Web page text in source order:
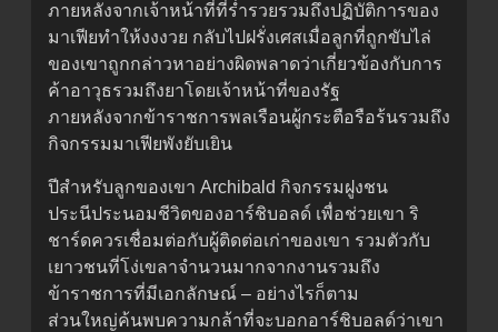
ภายหลังจากเจ้าหน้าที่ที่ร่ำรวยรวมถึงปฏิบัติการของ
มาเฟียทำให้งงงวย กลับไปฝรั่งเศสเมื่อลูกที่ถูกขับไล่
ของเขาถูกกล่าวหาอย่างผิดพลาดว่าเกี่ยวข้องกับการ
ค้าอาวุธรวมถึงยาโดยเจ้าหน้าที่ของรัฐ
ภายหลังจากข้าราชการพลเรือนผู้กระตือรือร้นรวมถึง
กิจกรรมมาเฟียพังยับเยิน
ปีสำหรับลูกของเขา Archibald กิจกรรมฝูงชน
ประนีประนอมชีวิตของอาร์ชิบอลด์ เพื่อช่วยเขา ริ
ชาร์ดควรเชื่อมต่อกับผู้ติดต่อเก่าของเขา รวมตัวกับ
เยาวชนที่โง่เขลาจำนวนมากจากงานรวมถึง
ข้าราชการที่มีเอกลักษณ์ – อย่างไรก็ตาม
ส่วนใหญ่ค้นพบความกล้าที่จะบอกอาร์ชิบอลด์ว่าเขา